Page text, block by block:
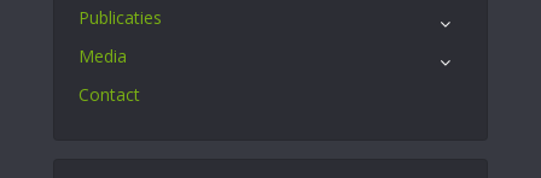
Publicaties
Media
Contact